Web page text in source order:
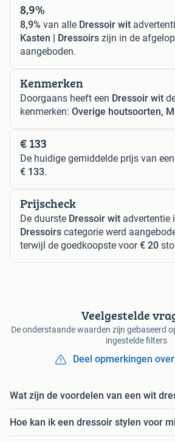
8,9%
8,9% van alle Dressoir wit
Kasten | Dressoirs zijn in de
aangeboden.
Kenmerken
Doorgaans heeft een Dressoir wit
kenmerken: Overige houtsoorten,
€ 133
De huidige gemiddelde prijs van een
€ 133.
Prijscheck
De duurste Dressoir wit advertentie
Dressoirs categorie werd
terwijl de goedkoopste voor€ 20
Veelgestelde
De onderstaande waarden zijn gebaseerd
ingestelde filters
Deel opmerkingen
Wat zijn de voordelen van een wit
Hoe kan ik een dressoir stylen voor